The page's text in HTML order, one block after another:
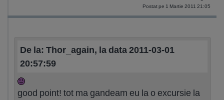
Postat pe 1 Martie 2011 21:05
De la: Thor_again, la data 2011-03-01
20:57:59
good point! tot ma gandeam eu la o excursie la